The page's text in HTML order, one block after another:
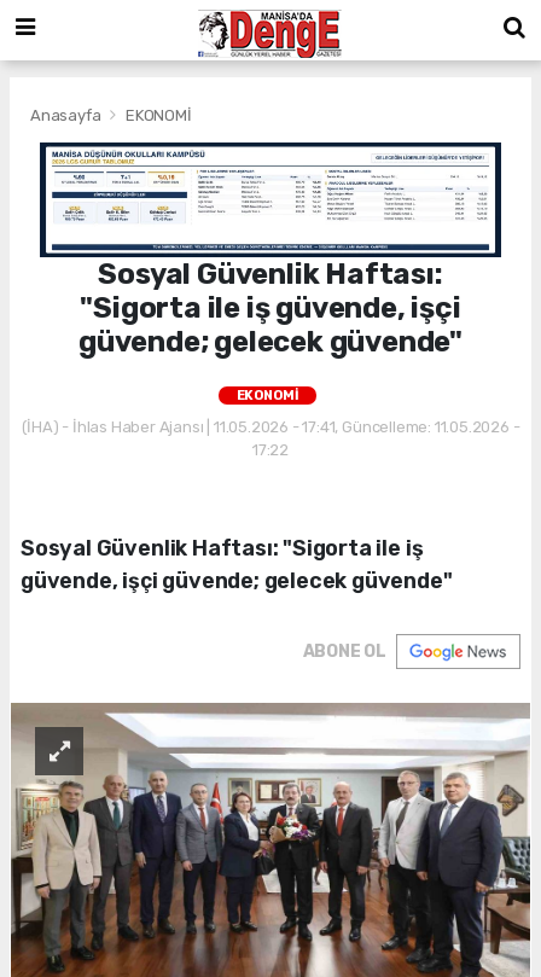
Anasayfa EKONOMİ
Sosyal Güvenlik Haftası:
"Sigorta ile iş güvende, işçi
güvende; gelecek güvende"
EKONOMİ
(İHA) - İhlas Haber Ajansı | 11.05.2026 - 17:41, Güncelleme: 11.05.2026 -
17:22
Sosyal Güvenlik Haftası: "Sigorta ile iş
güvende, işçi güvende; gelecek güvende"
ABONE OL